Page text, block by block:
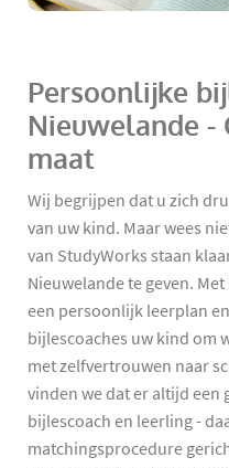
Persoonlijke
Nieuwelande -
maat
Wij begrijpen dat u zich
van uw kind. Maar wees
van StudyWorks staan
Nieuwelande te geven.
een persoonlijk leerplan
bijlescoaches uw kind om
met zelfvertrouwen naar
vinden we dat er altijd een
bijlescoach en leerling -
matchingsprocedure